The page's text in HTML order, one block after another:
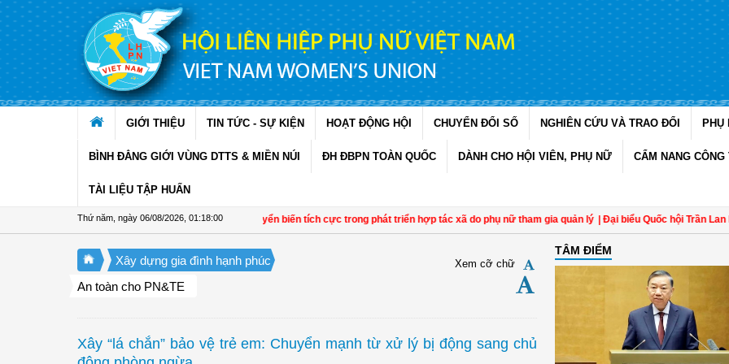
Truy cập nội dung luôn
GIỚI THIỆU TIN TỨC - SỰ KIỆN HOẠT ĐỘNG HỘI CHUYỂN ĐỔI SỐ NGHIÊN CỨU VÀ TRAO ĐỔI PHỤ
BÌNH ĐẲNG GIỚI VÙNG DTTS & MIỀN NÚI ĐH ĐBPN TOÀN QUỐC DÀNH CHO HỘI VIÊN, PHỤ NỮ CẨM NANG CÔNG
TÀI LIỆU TẬP HUẤN
Thứ năm, ngày 06/08/2026 01:18:01
Đề án 01 tạo chuyển biến tích cực trong phát triển hợp tác xã do phụ nữ tham gia quản lý | Đại biểu Quốc hội Trần Lan Phương:
Xây dựng gia đình hạnh phúc
An toàn cho PN&TE
Xem cỡ chữ
Xây “lá chắn” bảo vệ trẻ em: Chuyển mạnh từ xử lý bị động sang chủ
TÂM ĐIỂM